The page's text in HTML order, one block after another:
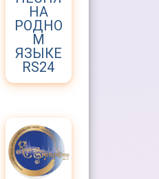
НА
РОДНО
М
ЯЗЫКЕ
RS24